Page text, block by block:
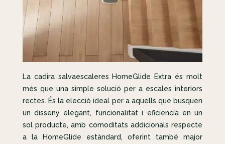
La cadira salvaescaleres HomeGlide Extra és molt
més que una simple solució per a escales interiors
rectes. És la elecció ideal per a aquells que busquen
un disseny elegant, funcionalitat i eficiència en un
sol producte, amb comoditats addicionals respecte
a la HomeGlide estàndard, oferint també major